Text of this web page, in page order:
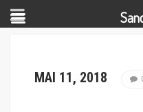
MAI 11, 2018